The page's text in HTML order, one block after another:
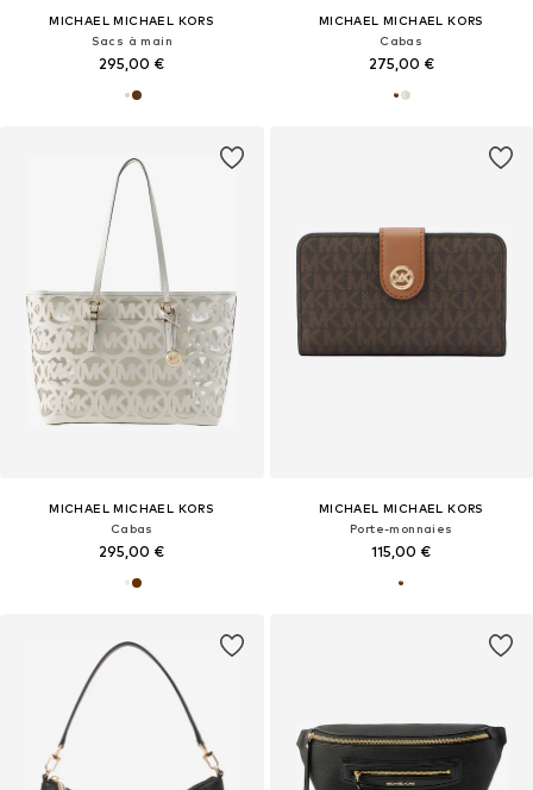
MICHAEL MICHAEL KORS
Sacs à main
295,00 €
MICHAEL MICHAEL KORS
Cabas
275,00 €
MICHAEL MICHAEL KORS
Cabas
295,00 €
MICHAEL MICHAEL KORS
Porte-monnaies
115,00 €